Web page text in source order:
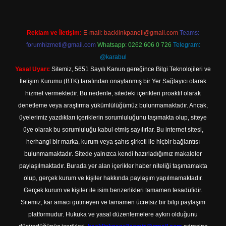
Reklam ve İletişim: E-mail: backlinkpaneli@gmail.com Teams:
forumhizmeti@gmail.com Whatsapp: 0262 606 0 726 Telegram:
@karabul
Yasal Uyarı: Sitemiz, 5651 Sayılı Kanun gereğince Bilgi Teknolojileri ve
İletişim Kurumu (BTK) tarafından onaylanmış bir Yer Sağlayıcı olarak
hizmet vermektedir. Bu nedenle, sitedeki içerikleri proaktif olarak
denetleme veya araştırma yükümlülüğümüz bulunmamaktadır. Ancak,
üyelerimiz yazdıkları içeriklerin sorumluluğunu taşımakta olup, siteye
üye olarak bu sorumluluğu kabul etmiş sayılırlar. Bu internet sitesi,
herhangi bir marka, kurum veya şahıs şirketi ile hiçbir bağlantısı
bulunmamaktadır. Sitede yalnızca kendi hazırladığımız makaleler
paylaşılmaktadır. Burada yer alan içerikler haber niteliği taşımamakta
olup, gerçek kurum ve kişiler hakkında paylaşım yapılmamaktadır.
Gerçek kurum ve kişiler ile isim benzerlikleri tamamen tesadüfidir.
Sitemiz, kar amacı gütmeyen ve tamamen ücretsiz bir bilgi paylaşım
platformudur. Hukuka ve yasal düzenlemelere aykırı olduğunu